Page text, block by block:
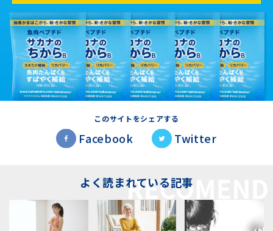
このサイトをシェアする
Facebook Twitter
よく読まれている記事